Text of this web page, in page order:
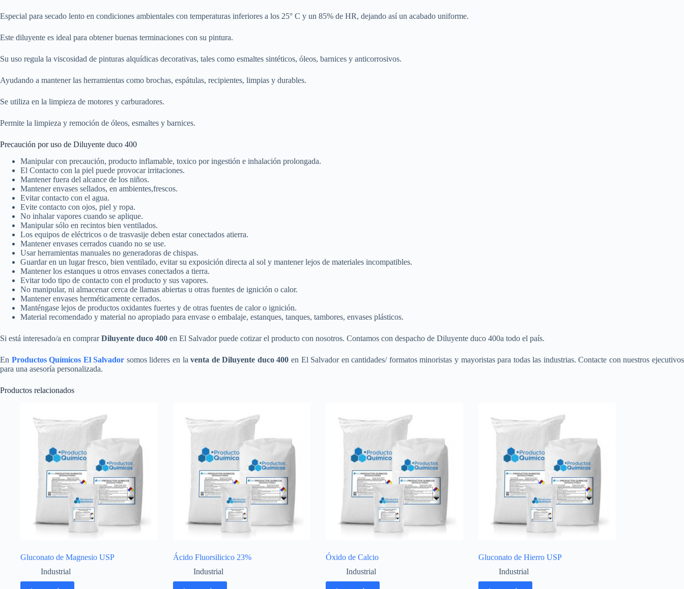
Especial para secado lento en condiciones ambientales con temperaturas inferiores a los 25° C y un 85% de HR, dejando así un acabado uniforme.
Este diluyente es ideal para obtener buenas terminaciones con su pintura.
Su uso regula la viscosidad de pinturas alquídicas decorativas, tales como esmaltes sintéticos, óleos, barnices y anticorrosivos.
Ayudando a mantener las herramientas como brochas, espátulas, recipientes, limpias y durables.
Se utiliza en la limpieza de motores y carburadores.
Permite la limpieza y remoción de óleos, esmaltes y barnices.
Precaución por uso de Diluyente duco 400
Manipular con precaución, producto inflamable, toxico por ingestión e inhalación prolongada.
El Contacto con la piel puede provocar irritaciones.
Mantener fuera del alcance de los niños.
Mantener envases sellados, en ambientes,frescos.
Evitar contacto con el agua.
Evite contacto con ojos, piel y ropa.
No inhalar vapores cuando se aplique.
Manipular sólo en recintos bien ventilados.
Los equipos de eléctricos o de trasvasije deben estar conectados atierra.
Mantener envases cerrados cuando no se use.
Usar herramientas manuales no generadoras de chispas.
Guardar en un lugar fresco, bien ventilado, evitar su exposición directa al sol y mantener lejos de materiales incompatibles.
Mantener los estanques u otros envases conectados a tierra.
Evitar todo tipo de contacto con el producto y sus vapores.
No manipular, ni almacenar cerca de llamas abiertas u otras fuentes de ignición o calor.
Mantener envases herméticamente cerrados.
Manténgase lejos de productos oxidantes fuertes y de otras fuentes de calor o ignición.
Material recomendado y material no apropiado para envase o embalaje, estanques, tanques, tambores, envases plásticos.
Si está interesado/a en comprarDiluyente duco 400 en El Salvador puede cotizar el producto con nosotros. Contamos con despacho de Diluyente duco 400a todo el país.
En Productos Químicos El Salvador somos lideres en laventa de Diluyente duco 400 en El Salvador en cantidades/ formatos minoristas y mayoristas para todas las industrias. Contacte con nuestros ejecutivos
para una asesoría personalizada.
Productos relacionados
Gluconato de Magnesio USP
Industrial
Ácido Fluorsilicico 23%
Industrial
Óxido de Calcio
Industrial
Gluconato de Hierro USP
Industrial